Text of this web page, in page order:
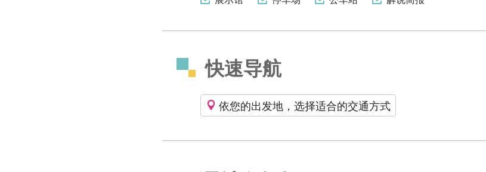
快速导航
依您的出发地，选择适合的交通方式